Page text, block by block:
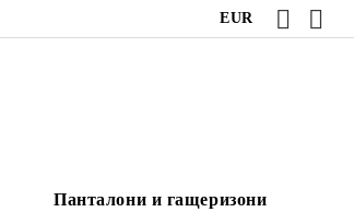
EUR
Панталони и гащеризони